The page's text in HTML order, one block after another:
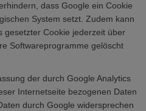
dass Google ein Cookie
System setzt. Zudem kann
gesetzter Cookie jederzeit über
Softwareprogramme gelöscht
der durch Google Analytics
Internetseite bezogenen Daten
durch Google widersprechen